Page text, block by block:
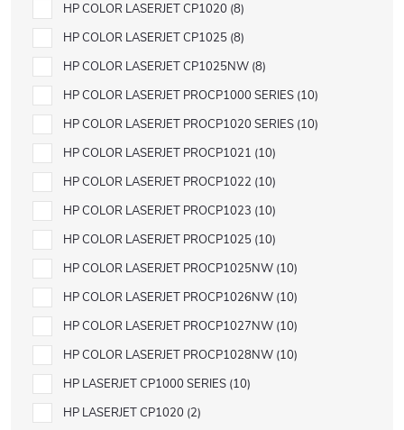
HP COLOR LASERJET CP1020 8
HP COLOR LASERJET CP1025 8
HP COLOR LASERJET CP1025NW 8
HP COLOR LASERJET PROCP1000 SERIES 10
HP COLOR LASERJET PROCP1020 SERIES 10
HP COLOR LASERJET PROCP1021 10
HP COLOR LASERJET PROCP1022 10
HP COLOR LASERJET PROCP1023 10
HP COLOR LASERJET PROCP1025 10
HP COLOR LASERJET PROCP1025NW 10
HP COLOR LASERJET PROCP1026NW 10
HP COLOR LASERJET PROCP1027NW 10
HP COLOR LASERJET PROCP1028NW 10
HP LASERJET CP1000 SERIES 10
HP LASERJET CP1020 2